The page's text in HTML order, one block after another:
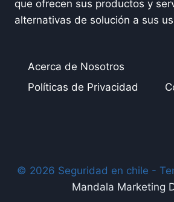
que ofrecen sus productos y
alternativas de solución a sus
Acerca de Nosotros
Políticas de Privacidad
© 2026 Seguridad en chile -
Mandala Marketing